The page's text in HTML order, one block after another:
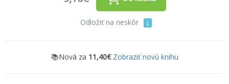
Odložiť na neskôr
📚Nová za 11,40€ Zobraziť novú knihu